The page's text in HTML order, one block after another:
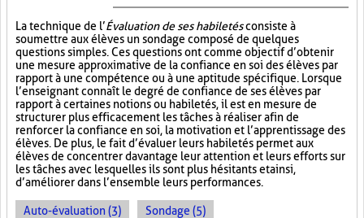
La technique de l’Évaluation de ses habiletésconsiste à
soumettre aux élèves un sondage composé de quelques
questions simples. Ces questions ont comme objectif d’obtenir
une mesure approximative de la confiance en soi des élèves par
rapport à une compétence ou à une aptitude spécifique. Lorsque
l’enseignant connaît le degré de confiance de ses élèves par
rapport à certaines notions ou habiletés, il est en mesure de
structurer plus efficacement les tâches à réaliser afin de
renforcer la confiance en soi, la motivation et l’apprentissage des
élèves. De plus, le fait d’évaluer leurs habiletés permet aux
élèves de concentrer davantage leur attention et leurs efforts sur
les tâches avec lesquelles ils sont plus hésitants et ainsi,
d’améliorer dans l’ensemble leurs performances.
Auto-évaluation (3) Sondage (5)